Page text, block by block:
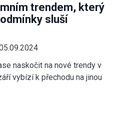
trendem, který
sluší
naskočit na nové trendy v
vybízí k přechodu na jinou